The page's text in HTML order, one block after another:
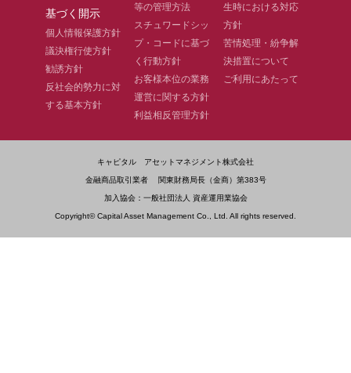
基づく開示
個人情報保護方針
議決権行使方針
勧誘方針
反社会的勢力に対
する基本方針
等の管理方法
スチュワードシッ
プ・コードに基づ
く行動方針
お客様本位の業務
運営に関する方針
利益相反管理方針
生時における対応
方針
苦情処理・紛争解
決措置について
ご利用にあたって
キャピタル アセットマネジメント株式会社
金融商品取引業者 関東財務局長（金商）第383号
加入協会：一般社団法人 資産運用業協会
Copyright© Capital Asset Management Co., Ltd. All rights reserved.